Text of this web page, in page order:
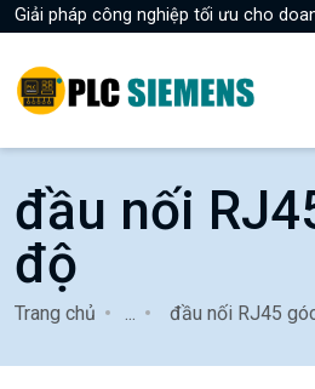
Giải pháp công nghiệp tối ưu cho
đầu nối
độ
Trang chủ đầu nối RJ45